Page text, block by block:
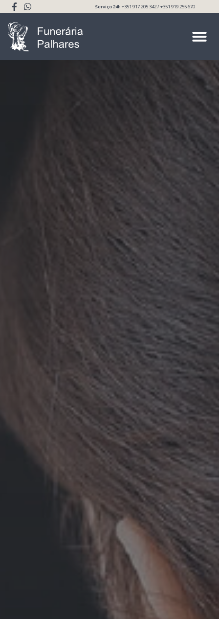
Serviço 24h+351 917 205 342 / +351 919 255 670